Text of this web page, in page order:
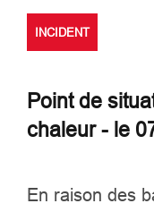
INCIDENT
Point de
chaleur - le
En raison des